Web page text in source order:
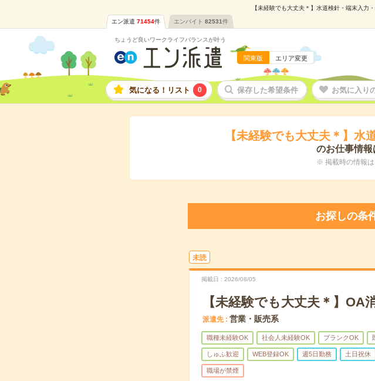
【未経験でも大丈夫＊】水道検針・端末入
エン派遣 71454件 エンバイト 82531件
ちょうど良いワークライフバランスが叶う
関東版 エリア変更
気になる！リスト 0 保存した希望条件 お気に入り
【未経験でも大丈夫＊】
のお仕事情報
※ 掲載時の情報は
お探しの条
未読
掲載日 2026/08/05
【未経験でも大丈夫＊】
派遣先 営業・販売系
職種未経験OK 社会人未経験OK ブランクOK
しゅふ歓迎 WEB登録OK 週5日勤務 土日祝休
職場が禁煙